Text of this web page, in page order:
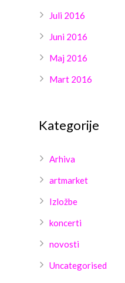
Juli 2016
Juni 2016
Maj 2016
Mart 2016
Kategorije
Arhiva
artmarket
Izložbe
koncerti
novosti
Uncategorised